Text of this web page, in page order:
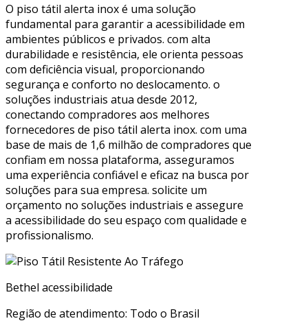
O piso tátil alerta inox é uma solução
fundamental para garantir a acessibilidade em
ambientes públicos e privados. com alta
durabilidade e resistência, ele orienta pessoas
com deficiência visual, proporcionando
segurança e conforto no deslocamento. o
soluções industriais atua desde 2012,
conectando compradores aos melhores
fornecedores de piso tátil alerta inox. com uma
base de mais de 1,6 milhão de compradores que
confiam em nossa plataforma, asseguramos
uma experiência confiável e eficaz na busca por
soluções para sua empresa. solicite um
orçamento no soluções industriais e assegure
a acessibilidade do seu espaço com qualidade e
profissionalismo.
Bethel acessibilidade
Região de atendimento: Todo o Brasil